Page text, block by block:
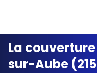
Streaming
La
sur-Aube